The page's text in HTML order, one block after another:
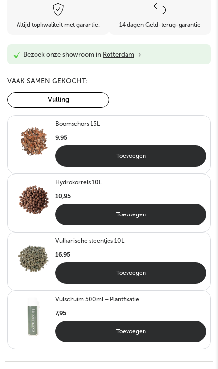
Altijd topkwaliteit met garantie. 14 dagen Geld-terug-garantie
Bezoek onze showroom in Rotterdam ›
VAAK SAMEN GEKOCHT:
Vulling
Boomschors 15L
9,95
Toevoegen
Hydrokorrels 10L
10,95
Toevoegen
Vulkanische steentjes 10L
16,95
Toevoegen
Vulschuim 500ml – Plantfixatie
7,95
Toevoegen